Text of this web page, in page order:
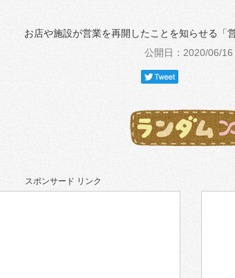
お店や施設が営業を再開したことを知らせる「
公開日：2020/06/16
スポンサード リンク